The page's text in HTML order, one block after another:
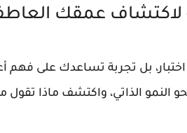
لاكتشاف عمقك
بل تجربة تساعدك على
النمو الذاتي، واكتشف ماذا